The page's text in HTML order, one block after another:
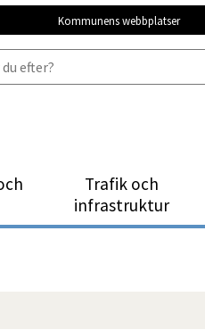
Kommunens webbplatser
Trafik och
infrastruktur